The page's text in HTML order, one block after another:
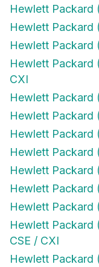
Hewlett Packard
Hewlett Packard
Hewlett Packard
CXI
Hewlett Packard
Hewlett Packard
Hewlett Packard
Hewlett Packard
Hewlett Packard
Hewlett Packard
Hewlett Packard
Hewlett
CSE / CXI
Hewlett Packard